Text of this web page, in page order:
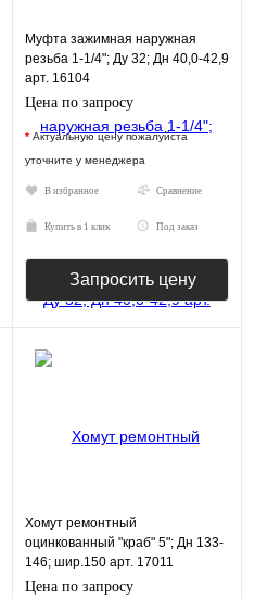
Муфта зажимная наружная
резьба 1-1/4"; Ду 32; Дн 40,0-42,9
арт. 16104
Цена по запросу
* Актуальную цену пожалуйста
уточните у менеджера
В избранное Сравнение
Купить в 1 клик Под заказ
Запросить цену
Хомут ремонтный
оцинкованный "краб" 5"; Дн 133-
146; шир.150 арт. 17011
Цена по запросу